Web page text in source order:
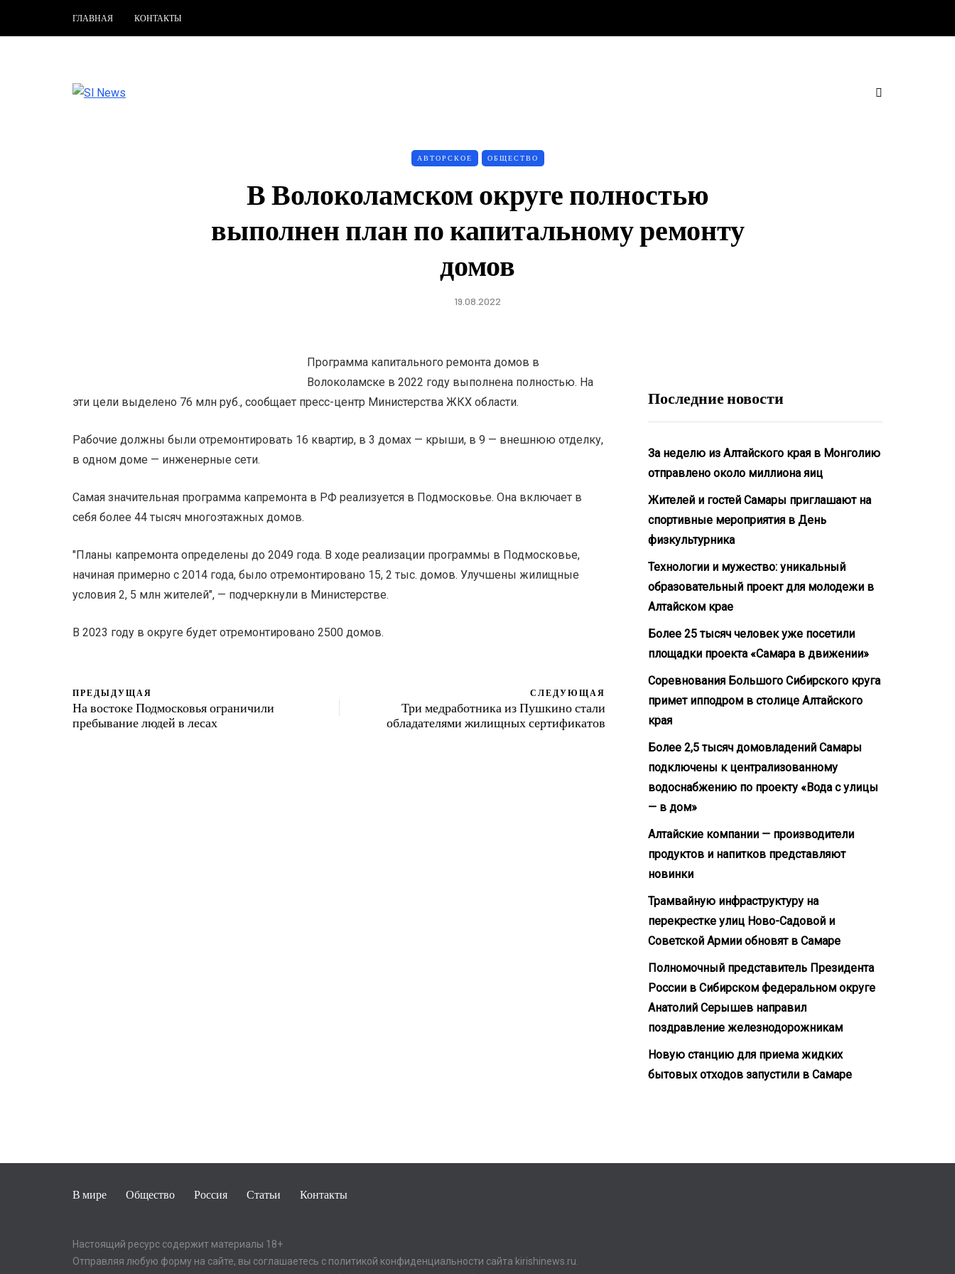
ГЛАВНАЯ КОНТАКТЫ
АВТОРСКОЕ ОБЩЕСТВО
В Волоколамском округе полностью
выполнен план по капитальному ремонту
домов
19.08.2022
Программа капитального ремонта домов в
Волоколамске в 2022 году выполнена полностью. На
эти цели выделено 76 млн руб., сообщает пресс-центр Министерства ЖКХ области.
Рабочие должны были отремонтировать 16 квартир, в 3 домах — крыши, в 9 — внешнюю отделку,
в одном доме — инженерные сети.
Самая значительная программа капремонта в РФ реализуется в Подмосковье. Она включает в
себя более 44 тысяч многоэтажных домов.
"Планы капремонта определены до 2049 года. В ходе реализации программы в Подмосковье,
начиная примерно с 2014 года, было отремонтировано 15, 2 тыс. домов. Улучшены жилищные
условия 2, 5 млн жителей", — подчеркнули в Министерстве.
В 2023 году в округе будет отремонтировано 2500 домов.
ПРЕДЫДУЩАЯ
На востоке Подмосковья ограничили
пребывание людей в лесах
СЛЕДУЮЩАЯ
Три медработника из Пушкино стали
обладателями жилищных сертификатов
Последние новости
За неделю из Алтайского края в Монголию
отправлено около миллиона яиц
Жителей и гостей Самары приглашают на
спортивные мероприятия в День
физкультурника
Технологии и мужество: уникальный
образовательный проект для молодежи в
Алтайском крае
Более 25 тысяч человек уже посетили
площадки проекта «Самара в движении»
Соревнования Большого Сибирского круга
примет ипподром в столице Алтайского
края
Более 2,5 тысяч домовладений Самары
подключены к централизованному
водоснабжению по проекту «Вода с улицы
— в дом»
Алтайские компании — производители
продуктов и напитков представляют
новинки
Трамвайную инфраструктуру на
перекрестке улиц Ново-Садовой и
Советской Армии обновят в Самаре
Полномочный представитель Президента
России в Сибирском федеральном округе
Анатолий Серышев направил
поздравление железнодорожникам
Новую станцию для приема жидких
бытовых отходов запустили в Самаре
В мире Общество Россия Статьи Контакты
Настоящий ресурс содержит материалы 18+
Отправляя любую форму на сайте, вы соглашаетесь с политикой конфиденциальности сайта kirishinews.ru.